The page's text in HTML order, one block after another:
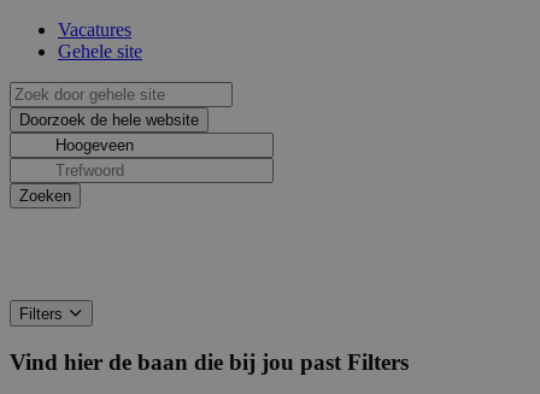
Vacatures
Gehele site
Filters
Vind hier de baan die bij jou past Filters